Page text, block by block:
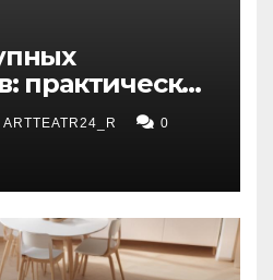
практические
ARTTEATR24_R 0